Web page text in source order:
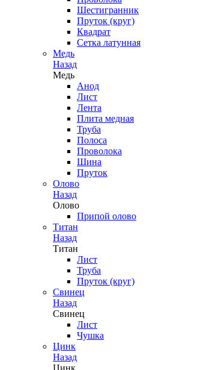
Шестигранник
Пруток (круг)
Квадрат
Сетка латунная
Медь
Назад
Медь
Анод
Лист
Лента
Плита медная
Труба
Полоса
Проволока
Шина
Пруток
Олово
Назад
Олово
Припой олово
Титан
Назад
Титан
Лист
Труба
Пруток (круг)
Свинец
Назад
Свинец
Лист
Чушка
Цинк
Назад
Цинк